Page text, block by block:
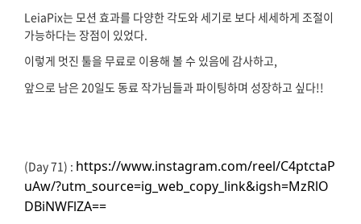
LeiaPix는 모션 효과를 다양한 각도와 세기로 보다 세세하게 조절이
가능하다는 장점이 있었다.
이렇게 멋진 툴을 무료로 이용해 볼 수 있음에 감사하고,
앞으로 남은 20일도 동료 작가님들과 파이팅하며 성장하고 싶다!!
(Day 71) : https://www.instagram.com/reel/C4ptctaP
uAw/?utm_source=ig_web_copy_link&igsh=MzRlO
DBiNWFlZA==